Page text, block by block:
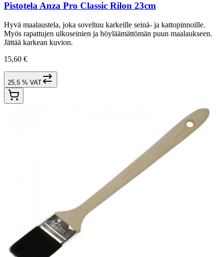
Pistotela Anza Pro Classic Rilon 23cm
Hyvä maalaustela, joka soveltuu karkeille seinä- ja kattopinnoille.
Myös rapattujen ulkoseinien ja höyläämättömän puun maalaukseen.
Jättää karkean kuvion.
15,60 €
25,5 % VAT